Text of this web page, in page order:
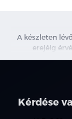
A készleten
erejéig
minősülnek
információkért
kérjük,
Kérdése